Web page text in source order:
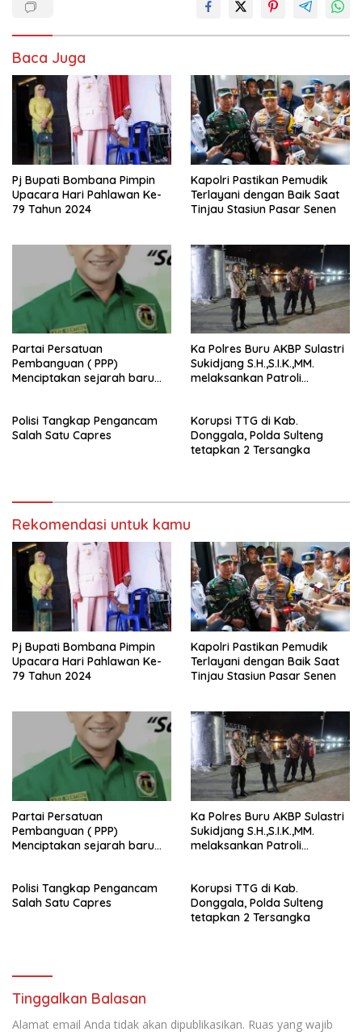
Baca Juga
Pj Bupati Bombana Pimpin
Upacara Hari Pahlawan Ke-
79 Tahun 2024
Kapolri Pastikan Pemudik
Terlayani dengan Baik Saat
Tinjau Stasiun Pasar Senen
Partai Persatuan
Pembanguan ( PPP)
Menciptakan sejarah baru
Buru (Namlea).
Ka Polres Buru AKBP Sulastri
Sukidjang S.H.,S.I.K.,MM.
melaksankan Patroli
Polisi Tangkap Pengancam
Salah Satu Capres
Korupsi TTG di Kab.
Donggala, Polda Sulteng
tetapkan 2 Tersangka
Rekomendasi untuk kamu
Pj Bupati Bombana Pimpin
Upacara Hari Pahlawan Ke-
79 Tahun 2024
Kapolri Pastikan Pemudik
Terlayani dengan Baik Saat
Tinjau Stasiun Pasar Senen
Partai Persatuan
Pembanguan ( PPP)
Menciptakan sejarah baru
Buru (Namlea).
Ka Polres Buru AKBP Sulastri
Sukidjang S.H.,S.I.K.,MM.
melaksankan Patroli
Polisi Tangkap Pengancam
Salah Satu Capres
Korupsi TTG di Kab.
Donggala, Polda Sulteng
tetapkan 2 Tersangka
Tinggalkan Balasan
Alamat email Anda tidak akan dipublikasikan. Ruas yang wajib